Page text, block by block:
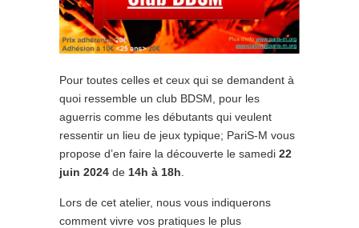
Pour toutes celles et ceux qui se demandent à
quoi ressemble un club BDSM, pour les
aguerris comme les débutants qui veulent
ressentir un lieu de jeux typique; PariS-M vous
propose d’en faire la découverte le samedi 22
juin 2024 de 14h à 18h
Lors de cet atelier, nous vous indiquerons
comment vivre vos pratiques le plus